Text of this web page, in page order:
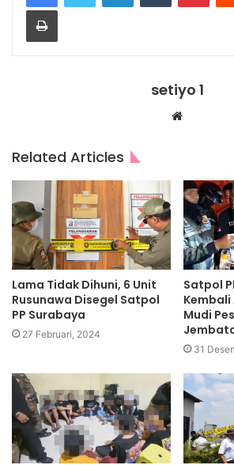
Print
setiyo 1
Website
Related Articles
Lama Tidak Dihuni, 6 Unit
Rusunawa Disegel Satpol
PP Surabaya
27 Februari, 2024
Satpol
Kembali
Mudi
31